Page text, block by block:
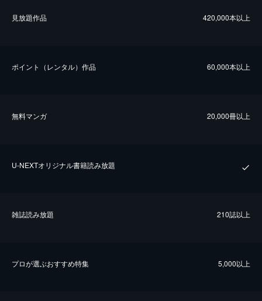
⾒放題作品 420,000本以上
ポイント（レンタル）作品 60,000本以上
無料マンガ 20,000冊以上
U-NEXTオリジナル書籍読み放題
雑誌読み放題 210誌以上
プロが選ぶおすすめ特集 5,000以上